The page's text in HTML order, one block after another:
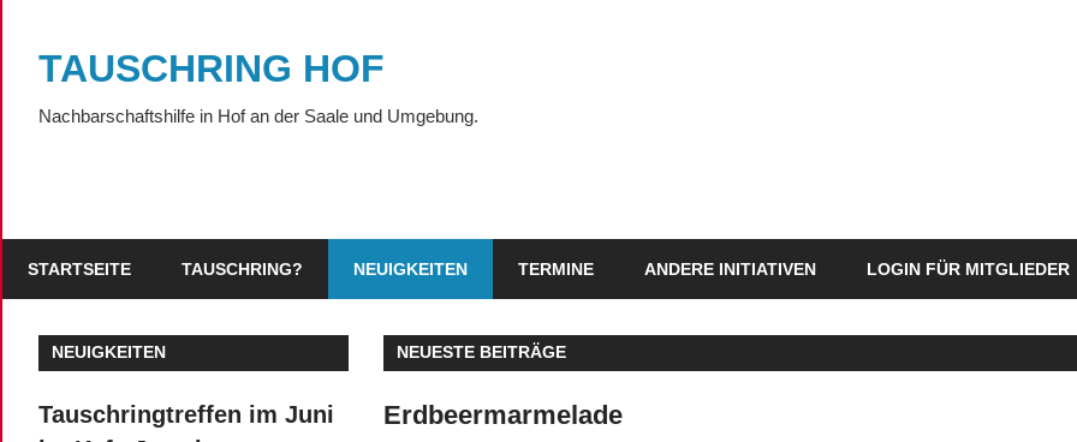
springenTAUSCHRING HOF
Nachbarschaftshilfe in Hof an der Saale und Umgebung.
STARTSEITE TAUSCHRING? NEUIGKEITEN TERMINE ANDERE INITIATIVEN LOGIN FÜR MITGLIEDER
NEUESTE BEITRÄGE
Erdbeermarmelade
NEUIGKEITEN
Tauschringtreffen im Juni